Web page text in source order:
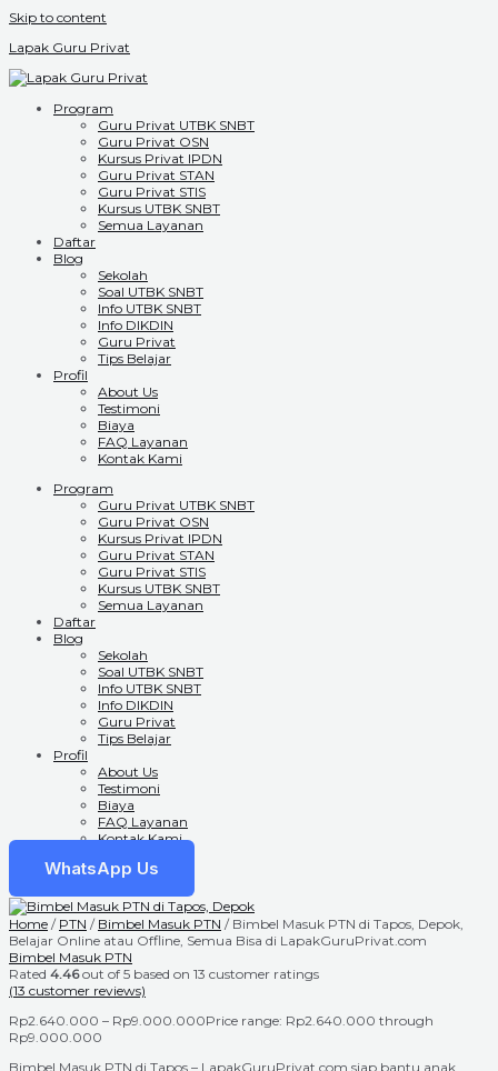
Skip to content
Lapak Guru Privat
Program
Guru Privat UTBK SNBT
Guru Privat OSN
Kursus Privat IPDN
Guru Privat STAN
Guru Privat STIS
Kursus UTBK SNBT
Semua Layanan
Daftar
Blog
Sekolah
Soal UTBK SNBT
Info UTBK SNBT
Info DIKDIN
Guru Privat
Tips Belajar
Profil
About Us
Testimoni
Biaya
FAQ Layanan
Kontak Kami
Program
Guru Privat UTBK SNBT
Guru Privat OSN
Kursus Privat IPDN
Guru Privat STAN
Guru Privat STIS
Kursus UTBK SNBT
Semua Layanan
Daftar
Blog
Sekolah
Soal UTBK SNBT
Info UTBK SNBT
Info DIKDIN
Guru Privat
Tips Belajar
Profil
About Us
Testimoni
Biaya
FAQ Layanan
Kontak Kami
WhatsApp Us
Home / PTN / Bimbel Masuk PTN / Bimbel Masuk PTN di Tapos, Depok,
Belajar Online atau Offline, Semua Bisa di LapakGuruPrivat.com
Bimbel Masuk PTN
Rated 4.46out of 5 based on 13 customer ratings
(13 customer reviews)
Rp2.640.000 – Rp9.000.000Price range: Rp2.640.000 through
Rp9.000.000
Bimbel Masuk PTN di Tapos – LapakGuruPrivat.com siap bantu anak